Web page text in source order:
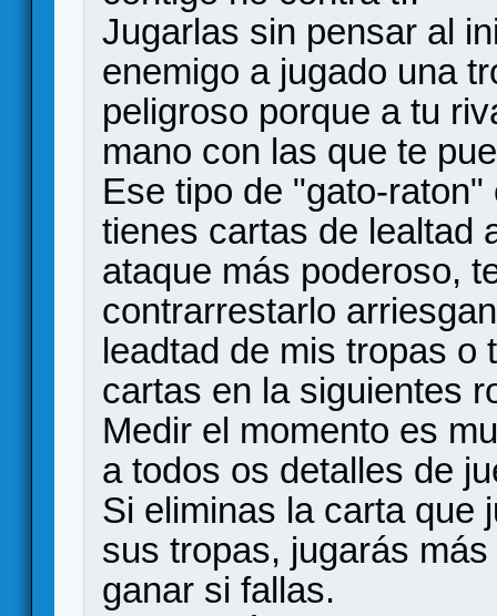
Jugarlas sin pensar al
enemigo a jugado una
peligroso porque a tu
mano con las que te
Ese tipo de "gato-
tienes cartas de lealtad
ataque más poderoso,
contrarrestarlo
leadtad de mis tropas o
cartas en la siguientes
Medir el momento es
a todos os detalles de
Si eliminas la carta que
sus tropas, jugarás
ganar si fallas.